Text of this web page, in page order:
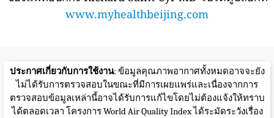
www.myhealthbeijing.com
ประกาศเกี่ยวกับการใช้งาน: ข้อมูลคุณภาพอากาศทั้งหมดอาจจะยัง
ไม่ได้รับการตรวจสอบในขณะที่มีการเผยแพร่และเนื่องจากการ
ตรวจสอบข้อมูลเหล่านี้อาจได้รับการแก้ไขโดยไม่ต้องแจ้งให้ทราบ
ได้ตลอดเวลา โครงการ World Air Quality Index ได้ระมัดระวังเรื่อง